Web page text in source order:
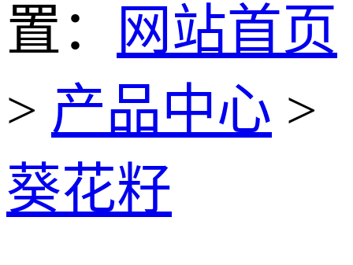
置：
网站首页
> 产品中心 >
葵花籽